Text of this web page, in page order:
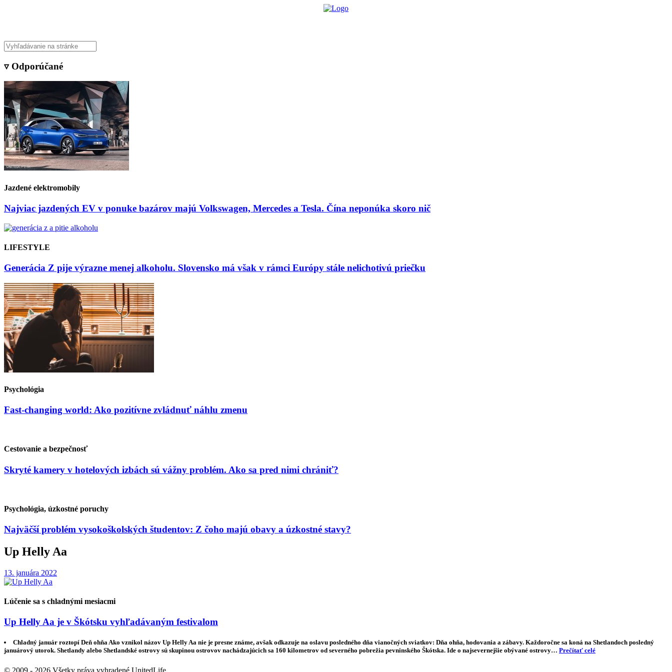
▿ Odporúčané
Jazdené elektromobily
Najviac jazdených EV v ponuke bazárov majú Volkswagen, Mercedes a Tesla. Čína neponúka skoro nič
LIFESTYLE
Generácia Z pije výrazne menej alkoholu. Slovensko má však v rámci Európy stále nelichotivú priečku
Psychológia
Fast-changing world: Ako pozitívne zvládnuť náhlu zmenu
Cestovanie a bezpečnosť
Skryté kamery v hotelových izbách sú vážny problém. Ako sa pred nimi chrániť?
Psychológia, úzkostné poruchy
Najväčší problém vysokoškolských študentov: Z čoho majú obavy a úzkostné stavy?
Up Helly Aa
13. januára 2022
Lúčenie sa s chladnými mesiacmi
Up Helly Aa je v Škótsku vyhľadávaným festivalom
Chladný január roztopí Deň ohňa Ako vznikol názov Up Helly Aa nie je presne známe, avšak odkazuje na oslavu posledného dňa vianočných sviatkov: Dňa ohňa, hodovania a zábavy. Každoročne sa koná na Shetlandoch posledný
januárový utorok. Shetlandy alebo Shetlandské ostrovy sú skupinou ostrovov nachádzajúcich sa 160 kilometrov od severného pobrežia pevninského Škótska. Ide o najsevernejšie obývané ostrovy… Prečítať celé
© 2009 - 2026 Všetky práva vyhradené UnitedLife